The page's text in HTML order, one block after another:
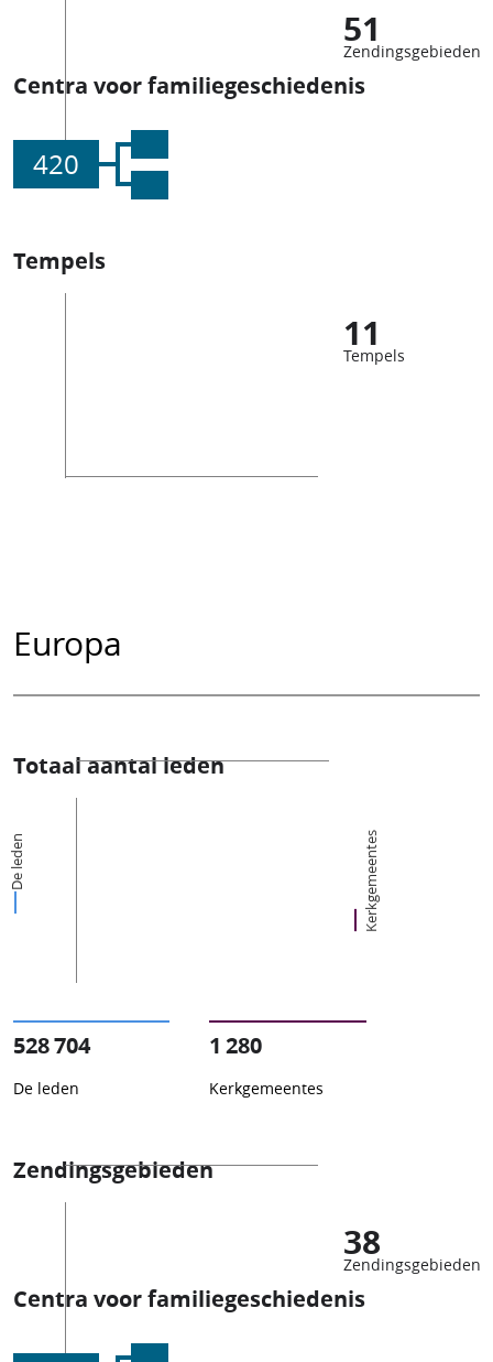
51
Zendingsgebieden
Centra voor familiegeschiedenis
420
Tempels
11
Tempels
Europa
Totaal aantal leden
De leden Kerkgemeentes
528 704
De leden
1 280
Kerkgemeentes
Zendingsgebieden
38
Zendingsgebieden
Centra voor familiegeschiedenis